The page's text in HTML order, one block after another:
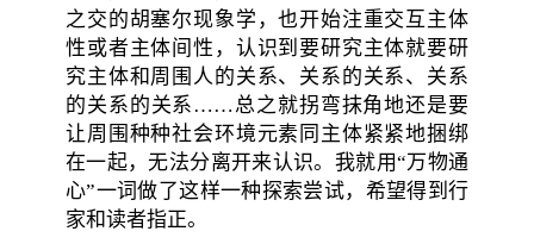
之交的胡塞尔现象学，也开始注重交互主体
性或者主体间性，认识到要研究主体就要研
究主体和周围人的关系、关系的关系、关系
的关系的关系……总之就拐弯抹角地还是要
让周围种种社会环境元素同主体紧紧地捆绑
在一起，无法分离开来认识。我就用“万物通
心”一词做了这样一种探索尝试，希望得到行
家和读者指正。